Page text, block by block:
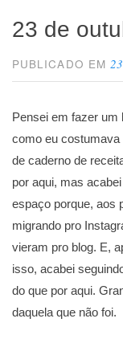
23 de
PUBLICADO EM
Pensei em fazer um
como eu costumava
de caderno de
por aqui, mas
espaço porque, aos
migrando pro
vieram pro blog. E,
isso, acabei
do que por aqui.
daquela que não foi.